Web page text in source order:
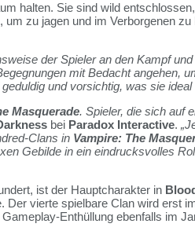
halten. Sie sind wild
zu jagen und im Verborgenen
der Spieler an den Kampf
mit Bedacht angehen,
und vorsichtig, was sie
Masquerade. Spieler, die sich auf
bei Paradox Interactive.
Clans in Vampire: The
Gebilde in ein eindrucksvolles
ist der Hauptcharakter in
vierte spielbare Clan wird erst
Enthüllung ebenfalls im